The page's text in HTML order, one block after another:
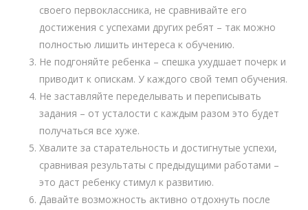
своего первоклассника, не сравнивайте его
достижения с успехами других ребят – так можно
полностью лишить интереса к обучению.
Не подгоняйте ребенка – спешка ухудшает почерк и
приводит к опискам. У каждого свой темп обучения.
Не заставляйте переделывать и переписывать
задания – от усталости с каждым разом это будет
получаться все хуже.
Хвалите за старательность и достигнутые успехи,
сравнивая результаты с предыдущими работами –
это даст ребенку стимул к развитию.
Давайте возможность активно отдохнуть после